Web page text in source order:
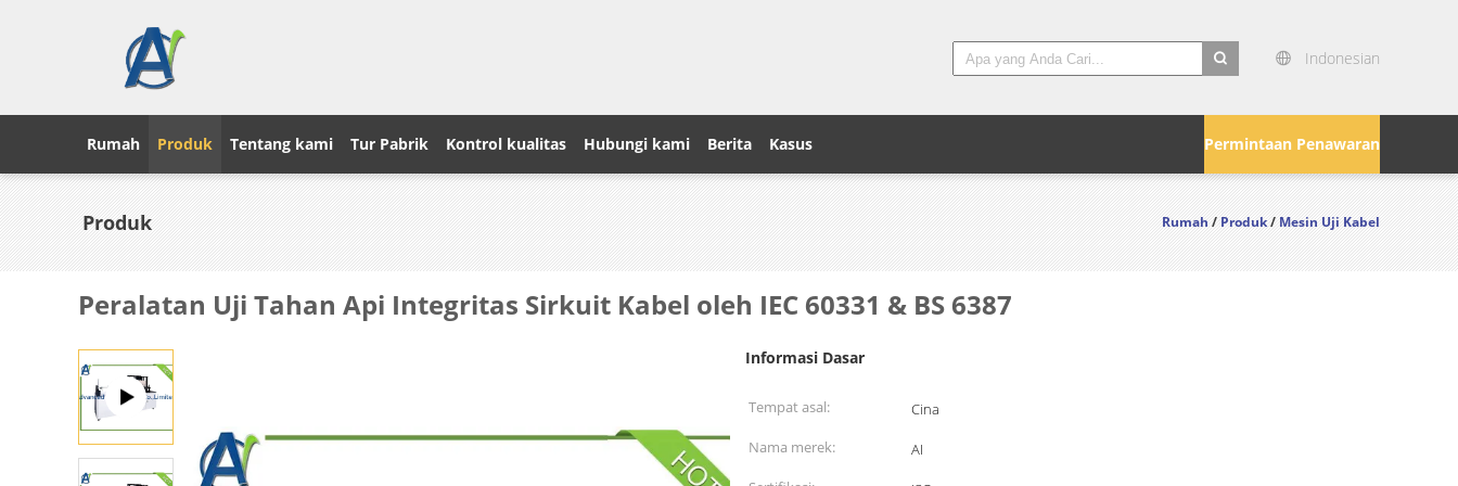
Indonesian
Permintaan Penawaran
Rumah Produk Tentang kami Tur Pabrik Kontrol kualitas Hubungi kami Berita Kasus
Produk Rumah/Produk/Mesin Uji Kabel
Peralatan Uji Tahan Api Integritas Sirkuit Kabel oleh IEC 60331 & BS 6387
Informasi Dasar
Tempat asal:
Cina
Nama merek:
AI